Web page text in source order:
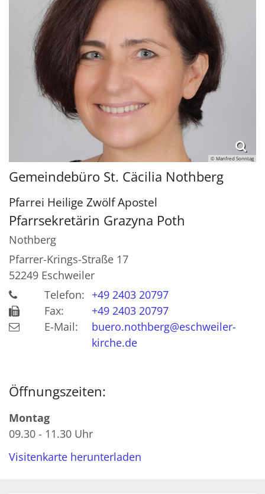
© Manfred Sonntag
Gemeindebüro St. Cäcilia Nothberg
Pfarrei Heilige Zwölf Apostel
Pfarrsekretärin Grazyna Poth
Nothberg
Pfarrer-Krings-Straße 17
52249 Eschweiler
Telefon: +49 2403 20797
Fax:
+49 2403 20797
E-Mail:
buero.nothberg@eschweiler-
kirche.de
Öffnungszeiten:
Montag
09.30 - 11.30 Uhr
Visitenkarte herunterladen